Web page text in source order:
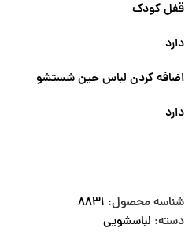
قفل کودک
دارد
اضافه کردن لباس حین شستشو
دارد
شناسه محصول: ۸۸۳۱
دسته: لباسشویی